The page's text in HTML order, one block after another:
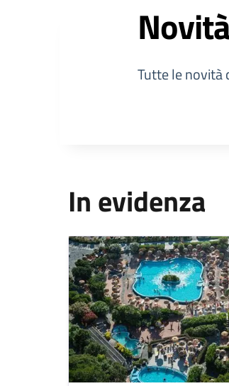
Novità
Tutte le novità
In evidenza